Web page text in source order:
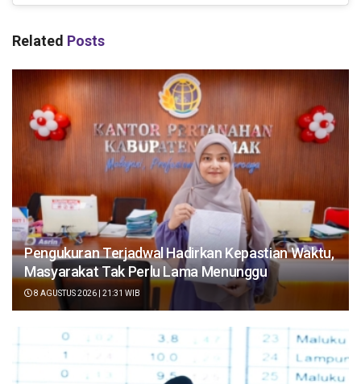
Related Posts
Pengukuran Terjadwal Hadirkan Kepastian Waktu,
Masyarakat Tak Perlu Lama Menunggu
8 AGUSTUS 2026 | 21:31 WIB